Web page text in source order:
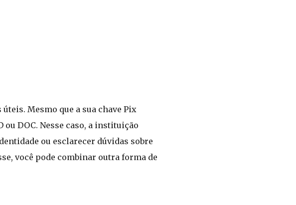
Mesmo que a sua chave Pix
DOC. Nesse caso, a instituição
ou esclarecer dúvidas sobre
você pode combinar outra forma de